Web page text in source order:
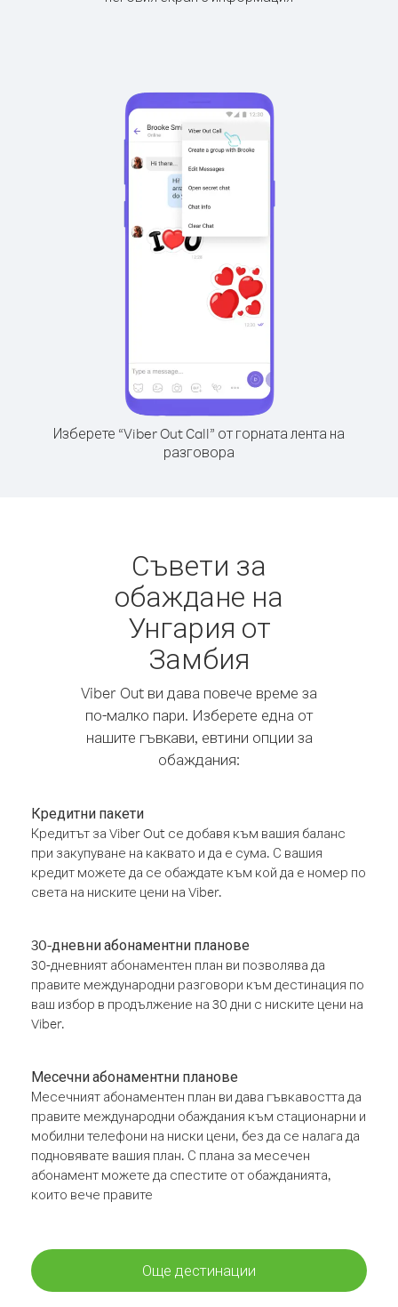
Изберете “Viber Out Call” от горната лента на
разговора
Съвети за
обаждане на
Унгария от
Замбия
Viber Out ви дава повече време за
по-малко пари. Изберете една от
нашите гъвкави, евтини опции за
обаждания:
Кредитни пакети
Кредитът за Viber Out се добавя към вашия баланс
при закупуване на каквато и да е сума. С вашия
кредит можете да се обаждате към кой да е номер по
света на ниските цени на Viber.
30-дневни абонаментни планове
30-дневният абонаментен план ви позволява да
правите международни разговори към дестинация по
ваш избор в продължение на 30 дни с ниските цени на
Viber.
Месечни абонаментни планове
Месечният абонаментен план ви дава гъвкавостта да
правите международни обаждания към стационарни и
мобилни телефони на ниски цени, без да се налага да
подновявате вашия план. С плана за месечен
абонамент можете да спестите от обажданията,
които вече правите
Още дестинации